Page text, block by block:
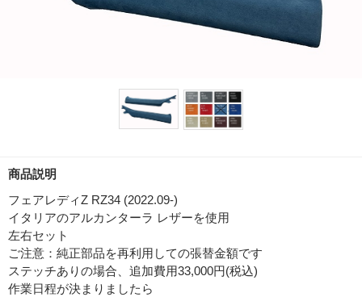
商品説明
フェアレディZ RZ34 (2022.09-)
イタリアのアルカンターラ レザーを使用
左右セット
ご注意：純正部品を再利用しての張替金額です
ステッチありの場合、追加費用33,000円(税込)
作業日程が決まりましたら